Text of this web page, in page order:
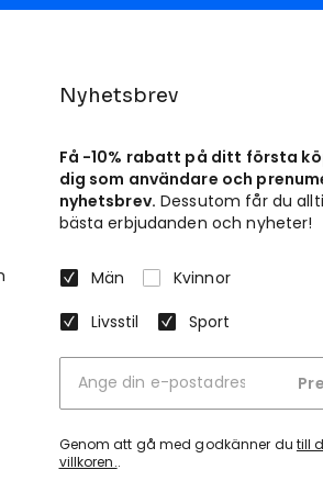
Nyhetsbrev
Få -10% rabatt på ditt första
dig som användare och
nyhetsbrev. Dessutom får du
bästa erbjudanden och nyheter!
Män
Kvinnor
Livsstil
Sport
Genom att gå med godkänner du till
villkoren..